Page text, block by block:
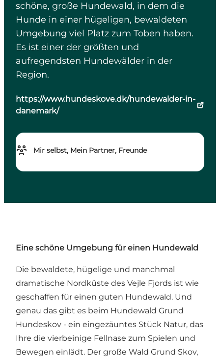
schöne, große Hundewald, in dem die
Hunde in einer hügeligen, bewaldeten
Umgebung viel Platz zum Toben haben.
Es ist einer der größten und
aufregendsten Hundewälder in der
Region.
https://www.hundeskove.dk/hundewalder-in-
danemark/
Mir selbst, Mein Partner, Freunde
Eine schöne Umgebung für einen Hundewald
Die bewaldete, hügelige und manchmal
dramatische Nordküste des Vejle Fjords ist wie
geschaffen für einen guten Hundewald. Und
genau das gibt es beim Hundewald Grund
Hundeskov - ein eingezäuntes Stück Natur, das
Ihre die vierbeinige Fellnase zum Spielen und
Bewegen einlädt. Der große Wald Grund Skov,